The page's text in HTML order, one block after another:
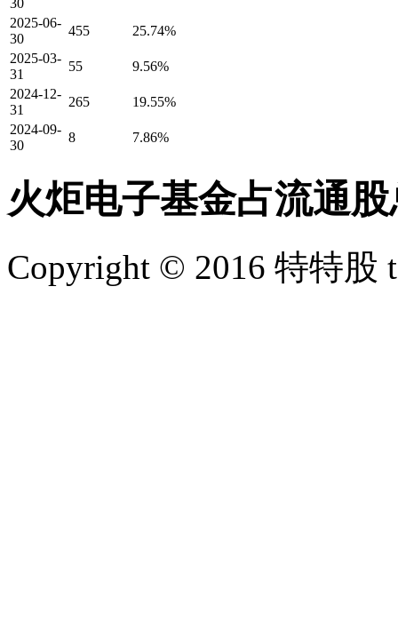
30
2025-06-
30
455
25.74%
2025-03-
31
55
9.56%
2024-12-
31
265
19.55%
2024-09-
30
8 7.86%
火炬电子基金占流通
Copyright © 2016 特特股